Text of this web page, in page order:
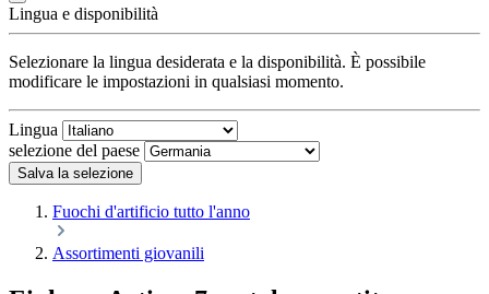
Lingua e disponibilità
Selezionare la lingua desiderata e la disponibilità. È possibile
modificare le impostazioni in qualsiasi momento.
Lingua
selezione del paese
Salva la selezione
Fuochi d'artificio tutto l'anno
Assortimenti giovanili